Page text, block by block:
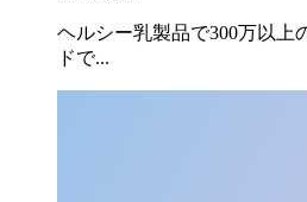
ヘルシー乳製品で300万以上
ドで...